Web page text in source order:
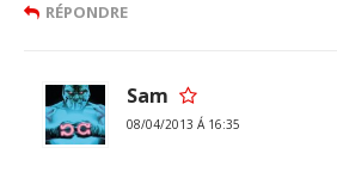
RÉPONDRE
Sam
08/04/2013 Á 16:35